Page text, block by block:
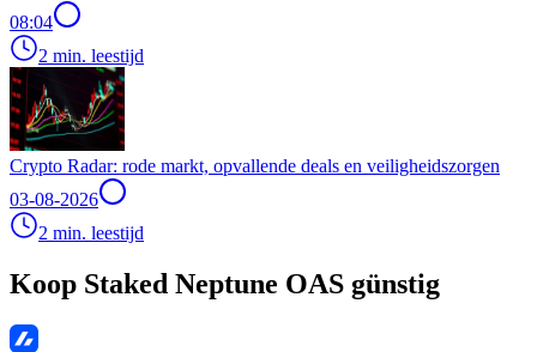
08:04
2 min. leestijd
Crypto Radar: rode markt, opvallende deals en veiligheidszorgen
03-08-2026
2 min. leestijd
Koop Staked Neptune OAS günstig